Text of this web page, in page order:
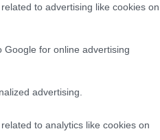
to advertising like cookies on
Google for online advertising
advertising.
to analytics like cookies on
újdonsága.
Pass is az